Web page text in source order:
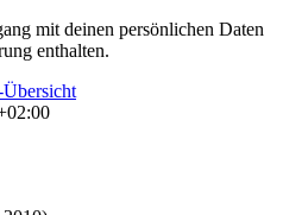
mit deinen persönlichen Daten
enthalten.